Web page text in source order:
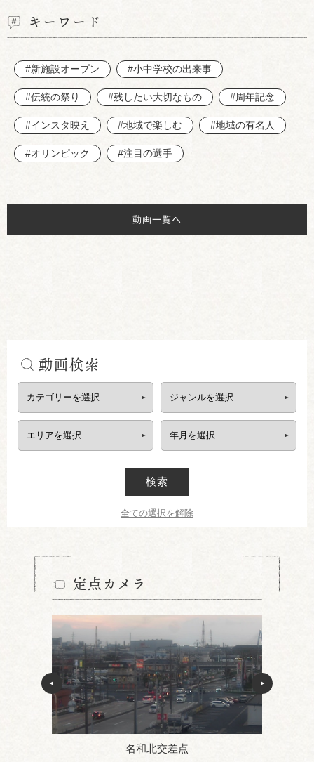
キーワード
#新施設オープン #小中学校の出来事
#伝統の祭り #残したい大切なもの #周年記念
#インスタ映え #地域で楽しむ #地域の有名人
#オリンピック #注目の選手
動画一覧へ
動画検索
検索
全ての選択を解除
定点カメラ
名和北交差点